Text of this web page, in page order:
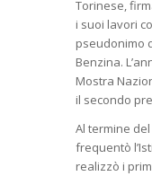
Torinese,
i suoi lavori
pseudonimo
Benzina.
Mostra
il secondo
Al termine
frequentò
realizzò i